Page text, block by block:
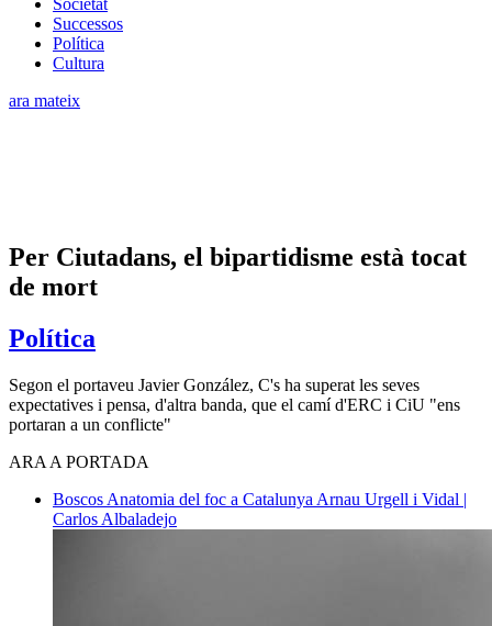
Successos
Política
Cultura
ara mateix
Per Ciutadans, el bipartidisme està tocat
de mort
Política
Segon el portaveu Javier González, C's ha superat les seves
expectatives i pensa, d'altra banda, que el camí d'ERC i CiU "ens
portaran a un conflicte"
ARA A PORTADA
Boscos Anatomia del foc a Catalunya Arnau Urgell i Vidal |
Carlos Albaladejo